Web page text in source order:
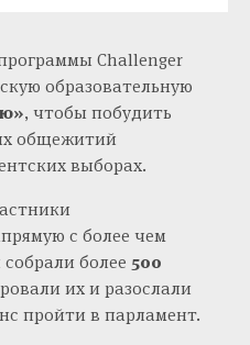
Challenger
образовательную
, чтобы побудить
общежитий
выборах.
с более чем
более 500
их и разослали
пройти в парламент.